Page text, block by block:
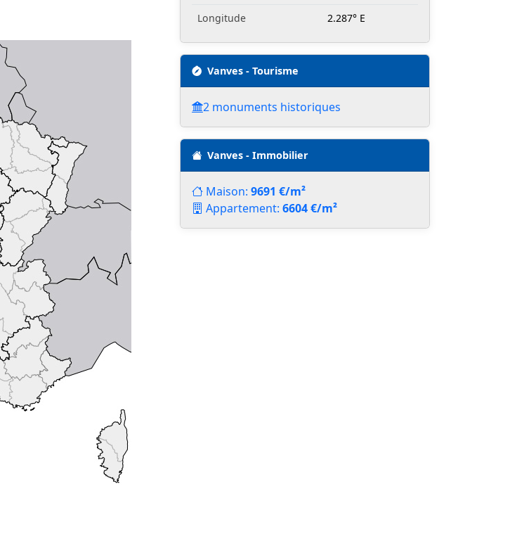
Longitude
2.287° E
Vanves - Tourisme
2 monuments historiques
Vanves - Immobilier
Maison: 9691 €/m²
Appartement: 6604 €/m²